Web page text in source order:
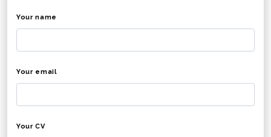
Your name
Your email
Your CV